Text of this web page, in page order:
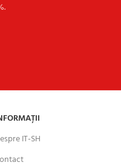
IT-SH